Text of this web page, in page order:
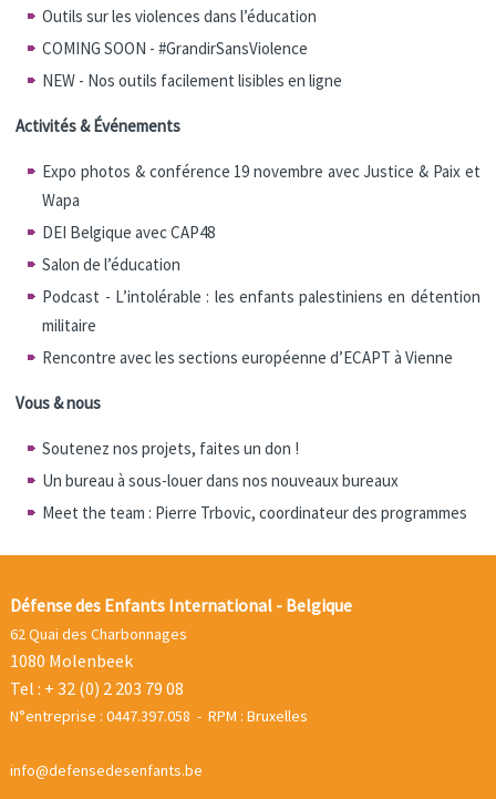
Outils sur les violences dans l’éducation
COMING SOON - #GrandirSansViolence
NEW - Nos outils facilement lisibles en ligne
Activités & Événements
Expo photos & conférence 19 novembre avec Justice & Paix et
Wapa
DEI Belgique avec CAP48
Salon de l’éducation
Podcast - L’intolérable : les enfants palestiniens en détention
militaire
Rencontre avec les sections européenne d’ECAPT à Vienne
Vous & nous
Soutenez nos projets, faites un don !
Un bureau à sous-louer dans nos nouveaux bureaux
Meet the team : Pierre Trbovic, coordinateur des programmes
Défense des Enfants International - Belgique
62 Quai des Charbonnages
1080 Molenbeek
Tel : + 32 (0) 2 203 79 08
N°entreprise : 0447.397.058 - RPM : Bruxelles
info@defensedesenfants.be